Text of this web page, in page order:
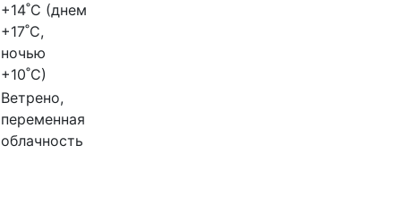
+14˚C (днем
+17˚C,
ночью
+10˚C)
Ветрено,
переменная
облачность